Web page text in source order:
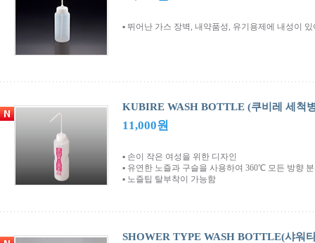
▪ 뛰어난 가스 장벽, 내약품성, 유기용제에 내성이
KUBIRE WASH BOTTLE (쿠비레 세척
11,000원
▪ 손이 작은 여성을 위한 디자인
▪ 유연한 노즐과 구슬을 사용하여 360℃ 모든 방향
▪ 노즐팁 탈부착이 가능함
SHOWER TYPE WASH BOTTLE(샤워